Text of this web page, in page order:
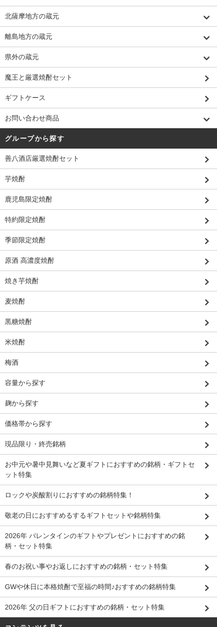
北薩摩地方の蔵元
離島地方の蔵元
県外の蔵元
魔王と厳選焼酎セット
ギフトケース
お問い合わせ商品
グループから探す
善八酒店厳選焼酎セット
芋焼酎
鹿児島限定焼酎
特約限定焼酎
季節限定焼酎
原酒 高濃度焼酎
焼き芋焼酎
麦焼酎
黒糖焼酎
米焼酎
梅酒
容量から探す
麹から探す
価格帯から探す
現品限り・終売銘柄
お中元や暑中見舞いなど夏ギフトにおすすめの銘柄・ギフトセ
ット特集
ロックや炭酸割りにおすすめの銘柄特集！
敬老の日におすすめるするギフトセットや銘柄特集
2026年 バレンタインのギフトやプレゼントにおすすめの銘
柄・セット特集
春のお祝い事やお返しにおすすめの銘柄・セット特集
GWや休日に本格焼酎で至福の時間♪おすすめの銘柄特集
2026年 父の日ギフトにおすすめの銘柄・セット特集